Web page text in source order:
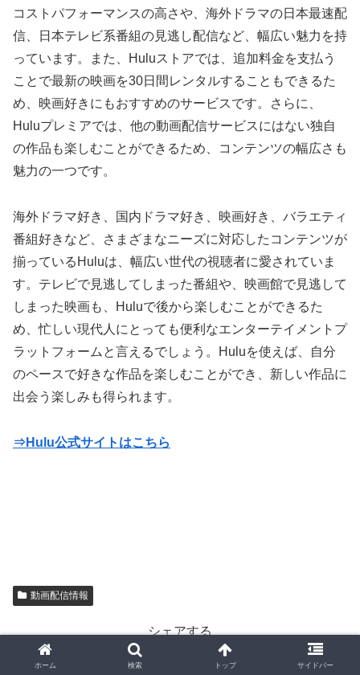
コストパフォーマンスの高さや、海外ドラマの日本最速配
信、日本テレビ系番組の見逃し配信など、幅広い魅力を持
っています。また、Huluストアでは、追加料金を支払う
ことで最新の映画を30日間レンタルすることもできるた
め、映画好きにもおすすめのサービスです。さらに、
Huluプレミアでは、他の動画配信サービスにはない独自
の作品も楽しむことができるため、コンテンツの幅広さも
魅力の一つです。
海外ドラマ好き、国内ドラマ好き、映画好き、バラエティ
番組好きなど、さまざまなニーズに対応したコンテンツが
揃っているHuluは、幅広い世代の視聴者に愛されていま
す。テレビで見逃してしまった番組や、映画館で見逃して
しまった映画も、Huluで後から楽しむことができるた
め、忙しい現代人にとっても便利なエンターテイメントプ
ラットフォームと言えるでしょう。Huluを使えば、自分
のペースで好きな作品を楽しむことができ、新しい作品に
出会う楽しみも得られます。
⇒Hulu公式サイトはこちら
動画配信情報
シェアする
はてブ
ホーム 検索 トップ サイドバー